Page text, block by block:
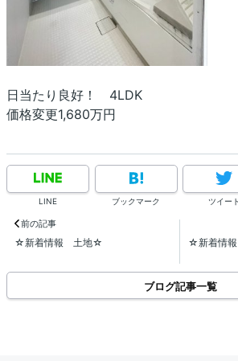
日当たり良好！ 4LDK
価格変更1,680万円
LINE ブックマーク ツイート
前の記事
☆新着情報 土地☆ ☆新着情
ブログ記事一覧